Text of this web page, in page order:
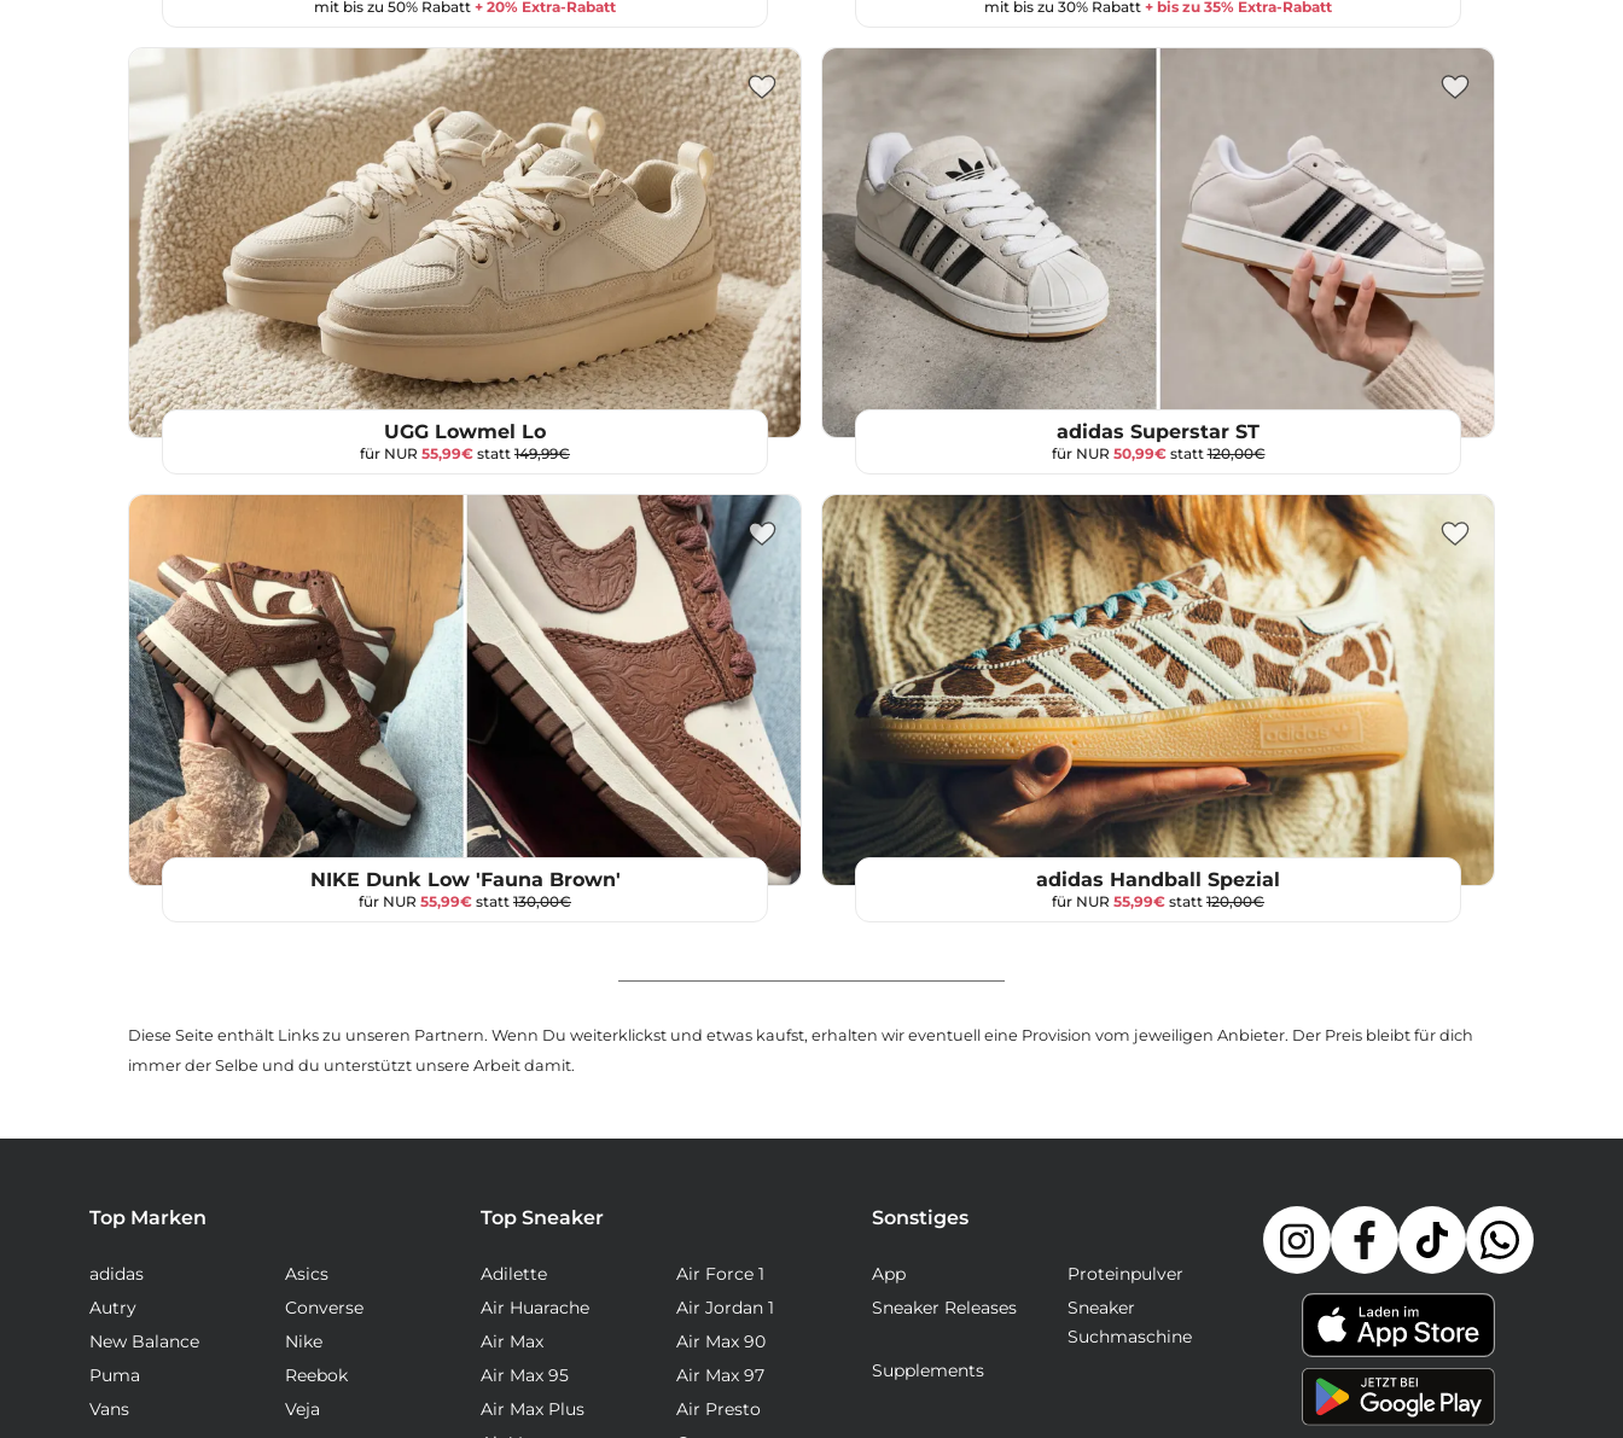
mit bis zu 50% Rabatt + 20% Extra-Rabatt mit bis zu 30% Rabatt + bis zu 35% Extra-Rabatt
UGG Lowmel Lo
für NUR 55,99€ statt 149,99€
adidas Superstar ST
für NUR 50,99€statt120,00€
NIKE Dunk Low 'Fauna Brown'
für NUR 55,99€ statt 130,00€
adidas Handball Spezial
für NUR 55,99€ statt 120,00€
Diese Seite enthält Links zu unseren Partnern. Wenn Du weiterklickst und etwas kaufst, erhalten wir eventuell eine Provision vom jeweiligen Anbieter. Der Preis bleibt für dich
immer der Selbe und du unterstützt unsere Arbeit damit.
Top Marken
adidas
Asics
Autry
Converse
New Balance
Nike
Puma
Reebok
Vans
Veja
Top Sneaker
Adilette
Air Force 1
Air Huarache
Air Jordan 1
Air Max
Air Max 90
Air Max 95
Air Max 97
Air Max Plus
Air Presto
Sonstiges
App
Proteinpulver
Sneaker Releases
Sneaker
Suchmaschine
Supplements